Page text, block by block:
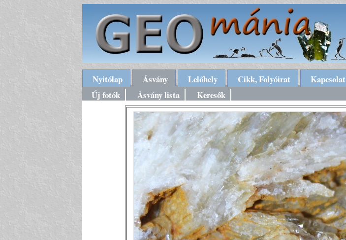
Nyitólap Ásvány Lelőhely Cikk, Folyóirat
Kapcsolat
Új fotók
Ásvány lista Keresők